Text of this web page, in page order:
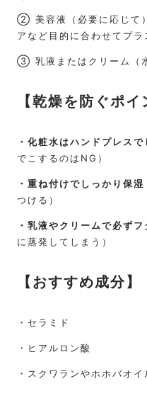
② 美容液（必要に応じて
アなど目的に合わせてプラ
③ 乳液またはクリーム（
【乾燥を防ぐポイ
・化粧水はハンドプレス
でこするのはNG）
・重ね付けでしっかり保湿
つける）
・乳液やクリームで必ずフ
に蒸発してしまう）
【 おすすめ成分】
・ セラミド
・ ヒアルロン酸
・ スクワランやホホバオイ